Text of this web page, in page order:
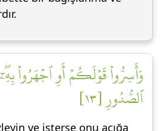
وَأَسِرُّواْ قَوۡلَكُمۡ أَوِ ٱجۡهَرُواْ
ٱلصُّدُورِ [١٣]
ve isterse onu açığa